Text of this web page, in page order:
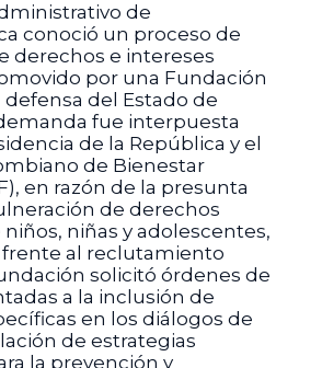
de
conoció un proceso de
derechos e intereses
por una Fundación
defensa del Estado de
fue interpuesta
de la República y el
de Bienestar
en razón de la presunta
de derechos
niñas y adolescentes,
al reclutamiento
solicitó órdenes de
a la inclusión de
en los diálogos de
de estrategias
la prevención y